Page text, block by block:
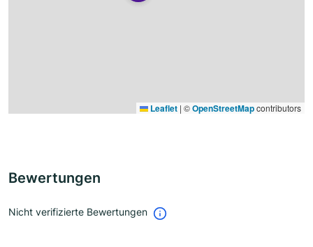
Leaflet | ©OpenStreetMapcontributors
Bewertungen
Nicht verifizierte Bewertungen